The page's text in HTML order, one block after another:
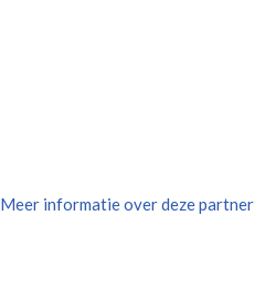
Meer informatie over deze partner